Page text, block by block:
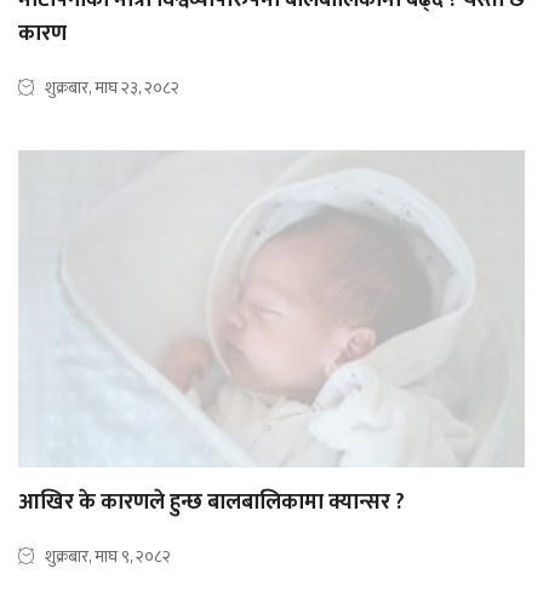
कारण
शुक्रबार, माघ २३, २०८२
आखिर के कारणले हुन्छ बालबालिकामा क्यान्सर ?
शुक्रबार, माघ ९, २०८२